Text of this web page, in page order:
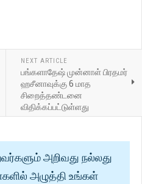
NEXT ARTICLE
பங்களாதேஷ் முன்னாள் பிரதமர்
ஹசீனாவுக்கு 6 மாத
சிறைத்தண்டனை
விதிக்கப்பட்டுள்ளது
அறிவது நல்லது
அழுத்தி உங்கள்